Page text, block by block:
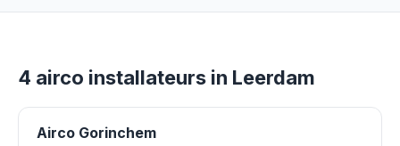
4 airco installateurs in Leerdam
Airco Gorinchem